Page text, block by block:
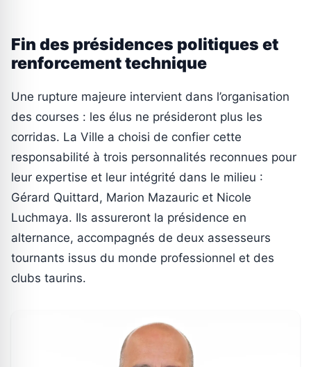
Fin des présidences politiques et
renforcement technique
Une rupture majeure intervient dans l’organisation
des courses : les élus ne présideront plus les
corridas. La Ville a choisi de confier cette
responsabilité à trois personnalités reconnues pour
leur expertise et leur intégrité dans le milieu :
Gérard Quittard, Marion Mazauric et Nicole
Luchmaya. Ils assureront la présidence en
alternance, accompagnés de deux assesseurs
tournants issus du monde professionnel et des
clubs taurins.